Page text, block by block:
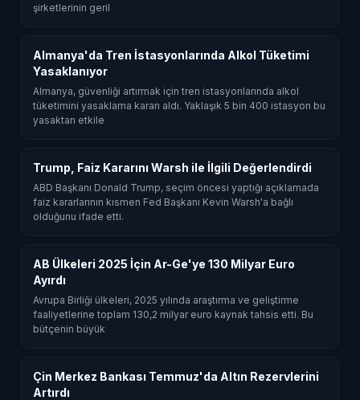
şirketlerinin geril
Almanya'da Tren İstasyonlarında Alkol Tüketimi
Yasaklanıyor
Almanya, güvenliği artırmak için tren istasyonlarında alkol
tüketimini yasaklama kararı aldı. Yaklaşık 5 bin 400 istasyon bu
yasaktan etkile
Trump, Faiz Kararını Warsh ile İlgili Değerlendirdi
ABD Başkanı Donald Trump, seçim öncesi yaptığı açıklamada
faiz kararlarının kısmen Fed Başkanı Kevin Warsh'a bağlı
olduğunu ifade etti.
AB Ülkeleri 2025 İçin Ar-Ge'ye 130 Milyar Euro
Ayırdı
Avrupa Birliği ülkeleri, 2025 yılında araştırma ve geliştirme
faaliyetlerine toplam 130,2 milyar euro kaynak tahsis etti. Bu
bütçenin büyük
Çin Merkez Bankası Temmuz'da Altın Rezervlerini
Artırdı